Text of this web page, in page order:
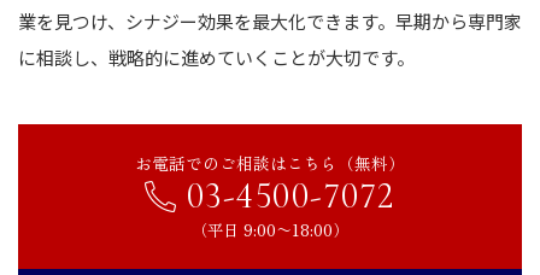
業を見つけ、シナジー効果を最大化できます。早期から専門家
に相談し、戦略的に進めていくことが大切です。
お電話でのご相談はこちら（無料）
03-4500-7072
（平日 9:00〜18:00）